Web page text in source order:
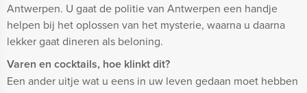
Antwerpen. U gaat de politie van Antwerpen een handje
helpen bij het oplossen van het mysterie, waarna u daarna
lekker gaat dineren als beloning.
Varen en cocktails, hoe klinkt dit?
Een ander uitje wat u eens in uw leven gedaan moet hebben